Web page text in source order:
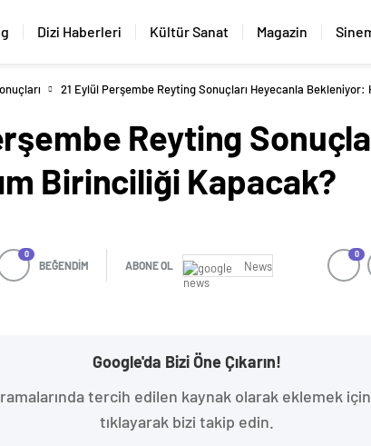
Dizi Haberleri Kültür Sanat Magazin
21 Eylül Perşembe Reyting Sonuçları Heyecanla Bekleniyor:
Reyting
Birinciliği Kapacak?
0
BEĞENDİM ABONE OL News
0
Google'da Bizi Öne Çıkarın!
tercih edilen kaynak olarak eklemek
tıklayarak bizi takip edin.